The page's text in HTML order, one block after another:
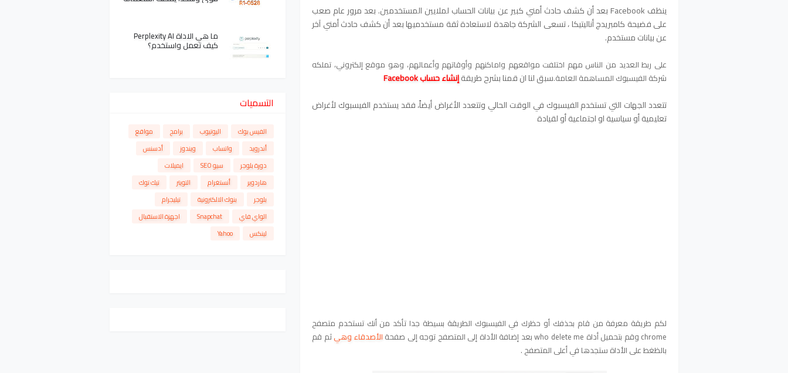
ينظف Facebook بعد أن كشف حادث أمني كبير عن بيانات الحساب لملايين المستخدمين. بعد مرور عام صعب
على فضيحة كامبريدج أناليتيكا ، تسعى الشركة جاهدة لاستعادة ثقة مستخدميها بعد أن كشف حادث أمني آخر
عن بيانات مستخدم.
على ربط العديد من الناس مهم اختلفت مواقعهم واماكنهم وأوقاتهم وأعمالهم، وهو موقع إلكتروني، تملكه
شركة الفيسبوك المساهمة العامة.سبق لنا ان قمنا بشرح طريقةإنشاء حسابFacebook
تتعدد الجهات التي تستخدم الفيسبوك في الوقت الحالي وتتعدد الأغراض أيضاً، فقد يستخدم الفيسبوك لأغراض
تعليمية أو سياسية او اجتماعية أو لقيادة
لكم طريقة معرفة من قام بحذفك أو حظرك في الفيسبوك الطريقة بسيطة جدا تأكد من أنك تستخدم متصفح
chrome وقم بتحميل أداة who delete me
بعد إضافة الأداة إلى المتصفح توجه إلى صفحة الأصدقاء وهيثم قم
بالظغط على الأداة ستجدها في أعلى المتصفح .
ما هي الاداة Perplexity AI
كيف تعمل واستخدم؟
التسميات
الفيس بوك اليوتيوب برامج
مواقع
أندرويد
واتساب ويندوز
أدسنس
دورة بلوجر
سيو SEO
ايميلات
هاردوير
أنستغرام التويتر
تيك توك
بلوجر
بنوك الالكترونية
تيليجرام
الواي فاي
Snapchat
اجهزة الاستقبال
لينكس
Yahoo